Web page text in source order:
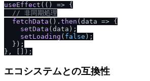
useEffect ( () => {
/ / 非同期処理
fetchData (). then ( data => {
setData (data);
setLoading ( false );
  });
エコシステムとの互換性